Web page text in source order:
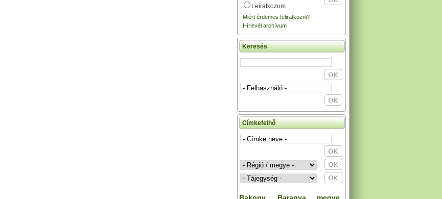
Leiratkozom
Miért érdemes feliratkozni?
Hírlevél archívum
Keresés
Címkefelhő